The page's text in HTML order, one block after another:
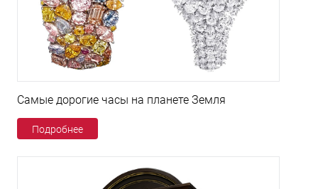
Самые дорогие часы на планете Земля
Подробнее